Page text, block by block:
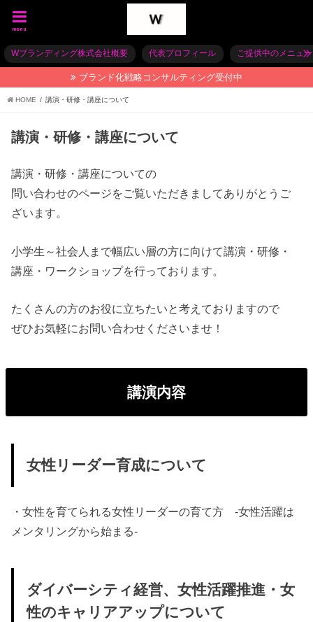
menu
Wブランディング株式会社概要 代表プロフィール ご提供中のメニュー
ブランド化戦略コンサルティング受付中
HOME 講演・研修・講座について
講演・研修・講座について
講演・研修・講座についての
問い合わせのページをご覧いただきましてありがとうご
ざいます。
小学生～社会人まで幅広い層の方に向けて講演・研修・
講座・ワークショップを行っております。
たくさんの方のお役に立ちたいと考えておりますので
ぜひお気軽にお問い合わせくださいませ！
講演内容
女性リーダー育成について
・女性を育てられる女性リーダーの育て方 -女性活躍は
メンタリングから始まる-
ダイバーシティ経営、女性活躍推進・女
性のキャリアアップについて